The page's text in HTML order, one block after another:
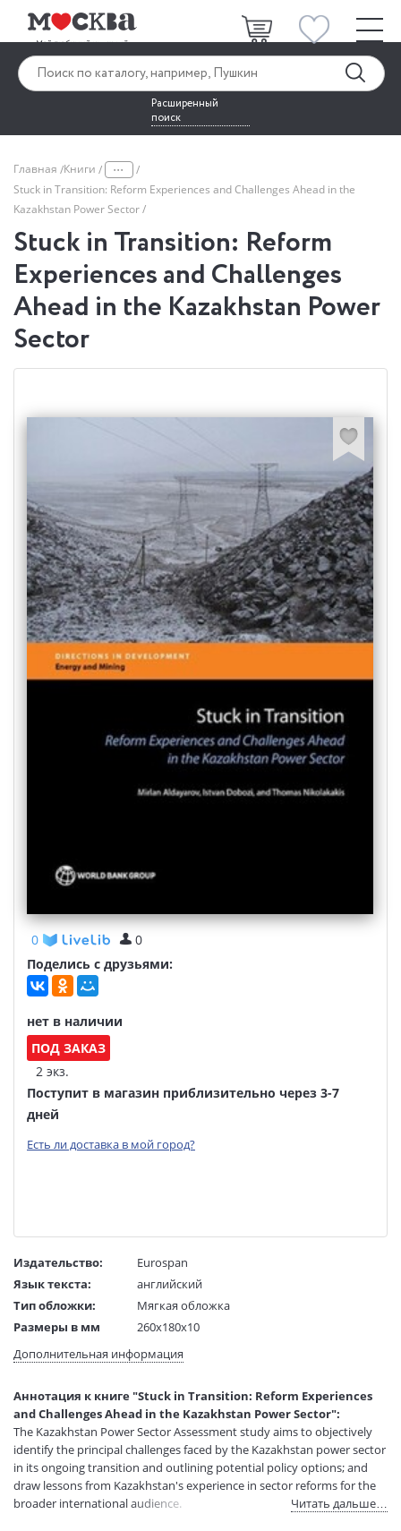
Расширенный
поиск
Главная Книги ...
Stuck in Transition: Reform Experiences and Challenges Ahead in the
Kazakhstan Power Sector
Stuck in Transition: Reform
Experiences and Challenges
Ahead in the Kazakhstan Power
Sector
0
0
Поделись с друзьями:
нет в наличии
ПОД ЗАКАЗ
2 экз.
Поступит в магазин приблизительно через 3-7
дней
Есть ли доставка в мой город?
Издательство:
Eurospan
Язык текста:
английский
Тип обложки:
Мягкая обложка
Размеры в мм
260x180x10
Вес:
1 гр.
Код товара:
50021432
Артикул:
14497980
ISBN:
9781464809712
В продаже с:
14.01.2021
Дополнительная информация
Аннотация к книге "Stuck in Transition: Reform Experiences
and Challenges Ahead in the Kazakhstan Power Sector":
The Kazakhstan Power Sector Assessment study aims to objectively
identify the principal challenges faced by the Kazakhstan power sector
in its ongoing transition and outlining potential policy options; and
draw lessons from Kazakhstan's experience in sector reforms for the
broader international audience.
Читать дальше…